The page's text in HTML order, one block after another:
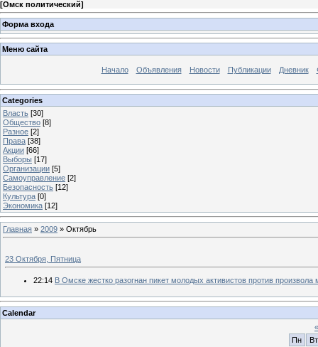
[Омск политический]
Форма входа
Меню сайта
Начало Объявления Новости Публикации Дневник
Categories
Власть [30]
Общество [8]
Разное [2]
Права [38]
Акции [66]
Выборы [17]
Организации [5]
Самоуправление [2]
Безопасность [12]
Культура [0]
Экономика [12]
Главная » 2009 » Октябрь
23 Октября, Пятница
22:14 В Омске жестко разогнан пикет молодых активистов против произвола
Calendar
«
Пн
Вт